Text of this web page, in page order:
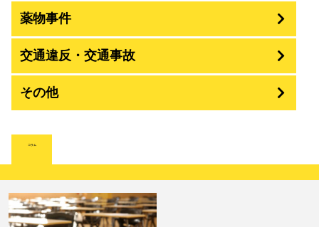
逮捕・監禁
盗撮・のぞき
強姦・準強姦
淫行・援助交際
恐喝
薬物事件
覚せい剤
麻薬及び向精神薬
交通違反・交通事故
無免許運転
その他
放火・失火
コラム